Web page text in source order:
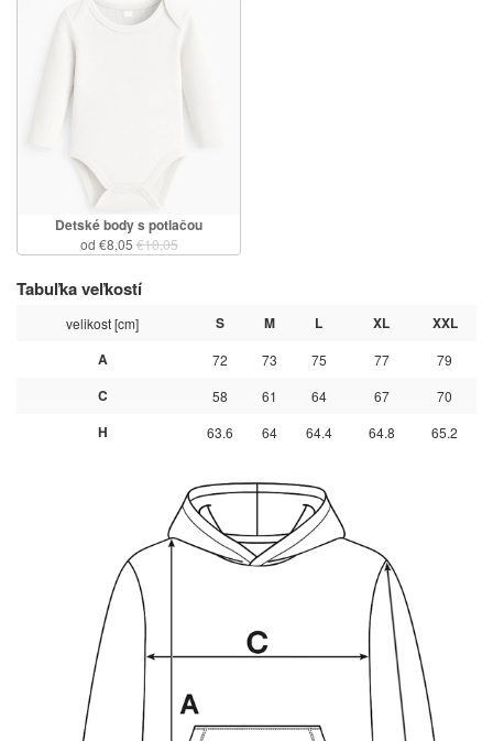
Detské body s potlačou
od €8,05€10,05
Tabuľka veľkostí
velikost [cm] S M L XL
XXL
A
72 73 75 77 79
C 58 61 64 67 70
H 63.6 64 64.4 64.8 65.2